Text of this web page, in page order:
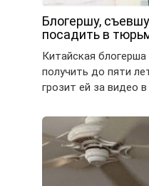
Блогершу,
посадить в
Китайская
получить до пяти
грозит ей за видео